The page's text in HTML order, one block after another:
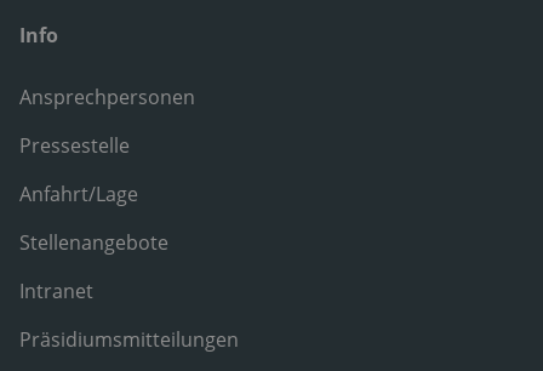
Info
Ansprechpersonen
Pressestelle
Anfahrt/Lage
Stellenangebote
Intranet
Präsidiumsmitteilungen